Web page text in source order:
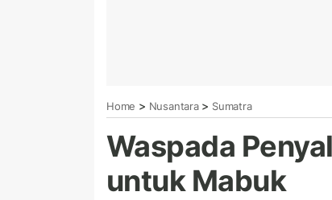
Home > Nusantara> Sumatra
Waspada
untuk Mabuk